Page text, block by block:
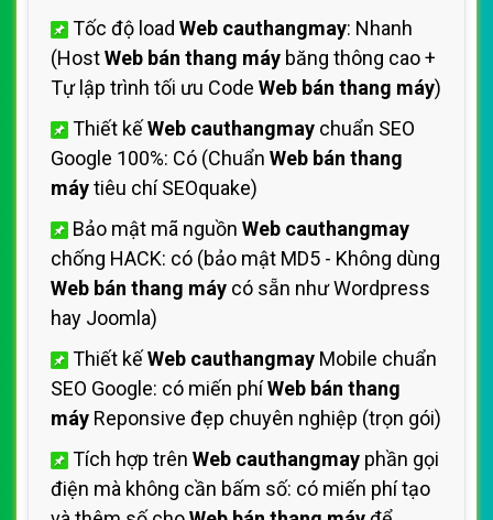
Tốc độ load Web cauthangmay: Nhanh
(HostWeb bán thang máy băng thông cao +
Tự lập trình tối ưu Code Web bán thang máy)
Thiết kếWeb cauthangmay chuẩn SEO
Google 100%: Có (Chuẩn Web bán thang
máytiêu chí SEOquake)
Bảo mật mã nguồn Web cauthangmay
chống HACK: có (bảo mật MD5 - Không dùng
Web bán thang máy có sẵn như Wordpress
hay Joomla)
Thiết kếWeb cauthangmay Mobile chuẩn
SEO Google: có miến phíWeb bán thang
máy Reponsive đẹp chuyên nghiệp (trọn gói)
Tích hợp trên Web cauthangmay phần gọi
điện mà không cần bấm số: có miến phí tạo